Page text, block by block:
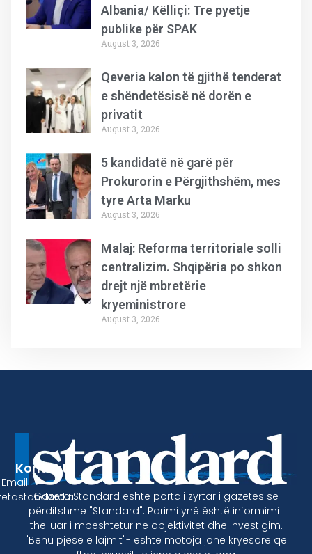
Albania/ Këlliçi: Tre pyetje
publike për SPAK
August 3, 2026
Qeveria kalon të gjithë tenderat
e shëndetësisë në dorën e
privatit
August 3, 2026
5 kandidatë në garë për
Prokurorin e Përgjithshëm, mes
tyre Arta Marku
August 3, 2026
Malaj: Reforma territoriale solli
centralizim. Shqipëria po shkon
drejt një mbretërie
kryeministrore
August 3, 2026
Gazeta Standard është portali zyrtar i gazetës se
përditshme "Standard". Parimi ynë është informimi i
thelluar i mbeshtetur ne objektivitet dhe investigim.
"Behu pjese e lajmit"- eshte motoja jone kryesore qe
Kontakt
Email: